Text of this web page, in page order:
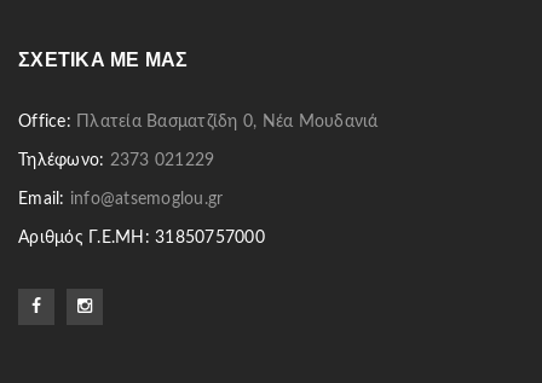
ΣΧΕΤΙΚΆ ΜΕ ΜΑΣ
Office: Πλατεία Βασματζίδη 0, Νέα Μουδανιά
Τηλέφωνο: 2373 021229
Email: info@atsemoglou.gr
Αριθμός Γ.Ε.ΜΗ: 31850757000